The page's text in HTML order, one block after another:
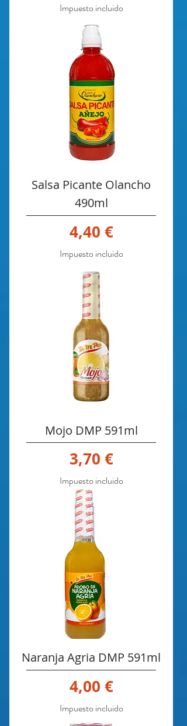
Impuesto incluido
Salsa Picante Olancho
490ml
Precio
4,40 €
Impuesto incluido
Mojo DMP 591ml
Precio
3,70 €
Impuesto incluido
Naranja Agria DMP 591ml
Precio
4,00 €
Impuesto incluido